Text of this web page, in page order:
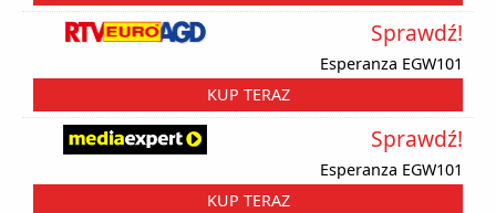
Esperanza EGW101
Sprawdź!
KUP TERAZ
Esperanza EGW101
Sprawdź!
KUP TERAZ